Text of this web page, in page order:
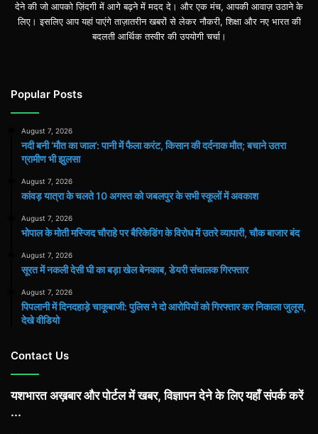
देने की जो आपको ज़िंदगी में आगे बढ़ने में मदद दे। और एक मंच, आपकी आवाज़ उठाने के
लिए। इसलिए आप यहां पाएंगे ताज़ातरीन खबरों से लेकर नौकरी, शिक्षा और नए भारत की
बदलती आर्थिक तस्वीर की उपयोगी चर्चा।
Popular Posts
August 7, 2026
​नदी बनी ‘मौत का जाल’: पानी में फैला करंट, किसान की दर्दनाक मौत; बचाने उतरा
ग्रामीण भी झुलसा
August 7, 2026
कांवड़ यात्रा के चलते 10 अगस्त को जबलपुर के सभी स्कूलों में अवकाश
August 7, 2026
भोपाल के मोती मस्जिद चौराहे पर बैरिकेडिंग के विरोध में उतरे व्यापारी, चौक बाजार बंद
August 7, 2026
सूरत में नकली देसी घी का बड़ा खेल बेनकाब, डेयरी संचालक गिरफ्तार
August 7, 2026
पिपलानी में दिनदहाड़े चाकूबाजी: पुलिस ने दो आरोपियों को गिरफ्तार कर निकाला जुलूस,
देखे वीडियो
Contact Us
यशभारत अख़बार और पोर्टल में खबर, विज्ञापन देने के लिए यहाँ संपर्क करें
...